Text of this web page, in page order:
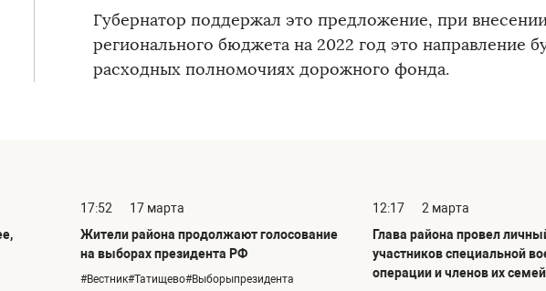
Губернатор поддержал это предложение, при
регионального бюджета на 2022 год это направление
расходных полномочиях дорожного фонда.
17:52
17 марта
Жители района продолжают голосование
на выборах президента РФ
#Вестник#Татищево#Выборыпрезидента
12:17
2 марта
Глава района провел
участников специальной
операции и членов их семей